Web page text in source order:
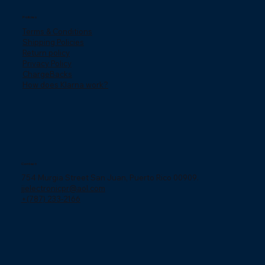
Policies
Terms & Conditions
Shipping Policies
Return policy
Privacy Policy
ChargeBacks
How does Klarna work?
Contact
754 Murgia Street San Juan, Puerto Rico 00909.
jjelectronicpr@aol.com
+(787) 233-2166